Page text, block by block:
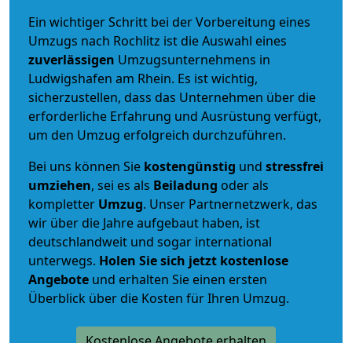
Ein wichtiger Schritt bei der Vorbereitung eines
Umzugs nach Rochlitz ist die Auswahl eines
zuverlässigen Umzugsunternehmens in
Ludwigshafen am Rhein. Es ist wichtig,
sicherzustellen, dass das Unternehmen über die
erforderliche Erfahrung und Ausrüstung verfügt,
um den Umzug erfolgreich durchzuführen.
Bei uns können Sie kostengünstig und stressfrei
umziehen, sei es als Beiladung oder als
kompletter Umzug. Unser Partnernetzwerk, das
wir über die Jahre aufgebaut haben, ist
deutschlandweit und sogar international
unterwegs. Holen Sie sich jetzt kostenlose
Angebote und erhalten Sie einen ersten
Überblick über die Kosten für Ihren Umzug.